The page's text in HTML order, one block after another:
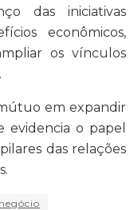
das iniciativas
econômicos,
os vínculos
em expandir
evidencia o papel
das relações